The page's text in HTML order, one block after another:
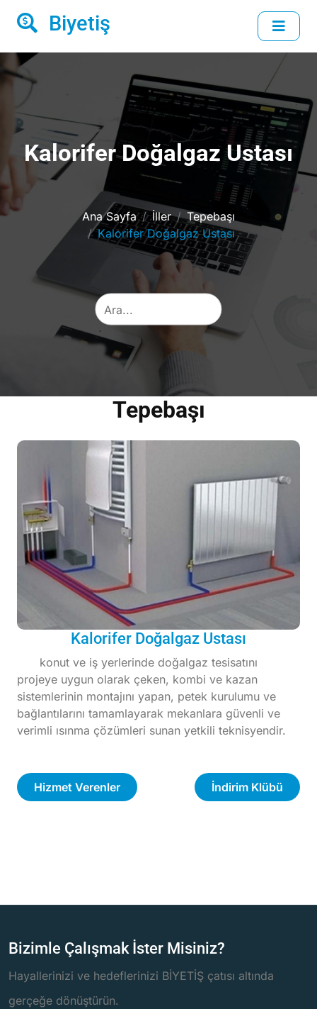
Biyetiş
Kalorifer Doğalgaz Ustası
Ana Sayfa İller
Tepebaşı
Kalorifer Doğalgaz Ustası
Tepebaşı
Kalorifer Doğalgaz Ustası
konut ve iş yerlerinde doğalgaz tesisatını
projeye uygun olarak çeken, kombi ve kazan
sistemlerinin montajını yapan, petek kurulumu ve
bağlantılarını tamamlayarak mekanlara güvenli ve
verimli ısınma çözümleri sunan yetkili teknisyendir.
Hizmet Verenler İndirim Klübü
Bizimle Çalışmak İster Misiniz?
Hayallerinizi ve hedeflerinizi BİYETİŞ çatısı altında
gerçeğe dönüştürün.